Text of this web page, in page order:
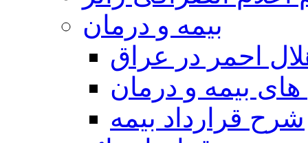
بيمه و درمان
احمر در عراق
بیمه و درمان
شرح قرارداد بیمه